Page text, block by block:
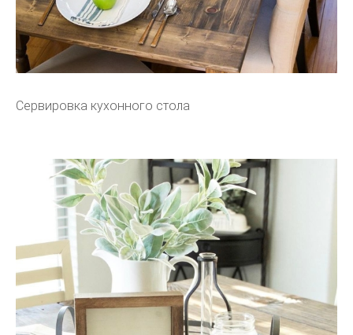
Сервировка кухонного стола